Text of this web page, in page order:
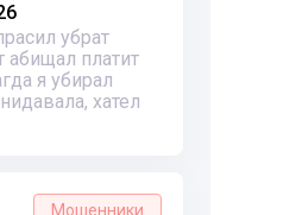
убрат
абищал платит
я убирал
хател
Мошенники